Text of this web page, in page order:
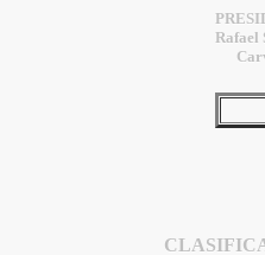
Rafael